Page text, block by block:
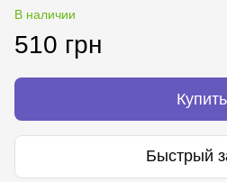
В наличии
510 грн
Купить
Быстрый